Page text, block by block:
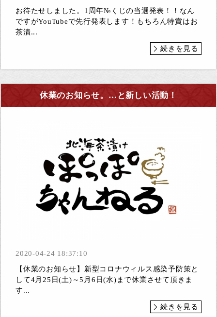
お待たせしました。1周年№くじの当選発表！！なん
ですがYouTubeで先行発表します！もちろん特賞はお
茶漬...
続きを見る
休業のお知らせ。…と新しい活動！
2020-04-24 18:37:10
【休業のお知らせ】新型コロナウィルス感染予防策と
して4月25日(土)～5月6日(水)まで休業させて頂きま
す...
続きを見る